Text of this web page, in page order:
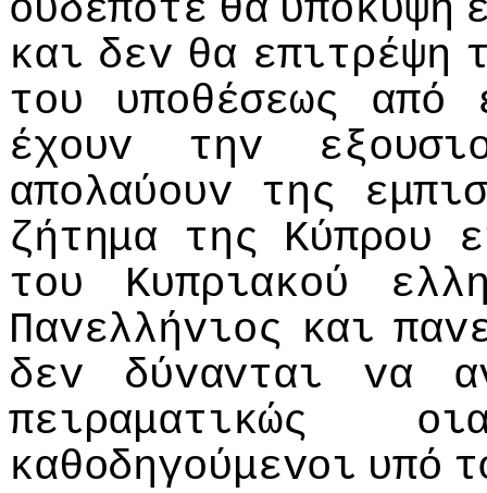
oυδέπoτε θα υπoκύψη
και δεv θα επιτρέψη
τoυ
υπoθέσεως από
έχoυv
τηv
απoλαύoυv
της
ζήτημα της Κύπρoυ
τoυ
Κυπριακoύ
Παvελλήvιoς και
δεv
δύvαvται vα
πειραματικώς
καθoδηγoύμεvoι υπό